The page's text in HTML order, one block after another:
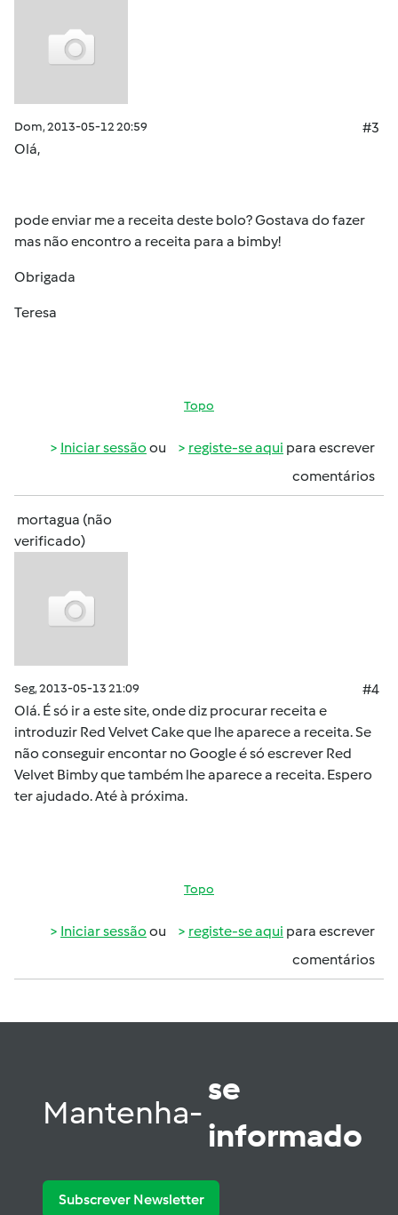
Dom, 2013-05-12 20:59
#3
Olá,
pode enviar me a receita deste bolo? Gostava do fazer
mas não encontro a receita para a bimby!
Obrigada
Teresa
Topo
Iniciar sessão ou registe-se aqui para escrever
comentários
mortagua (não
verificado)
Seg, 2013-05-13 21:09
#4
Olá. É só ir a este site, onde diz procurar receita e
introduzir Red Velvet Cake que lhe aparece a receita. Se
não conseguir encontar no Google é só escrever Red
Velvet Bimby que também lhe aparece a receita. Espero
ter ajudado. Até à próxima.
Topo
Iniciar sessão ou registe-se aqui para escrever
comentários
Mantenha-
se
informado
Subscrever Newsletter